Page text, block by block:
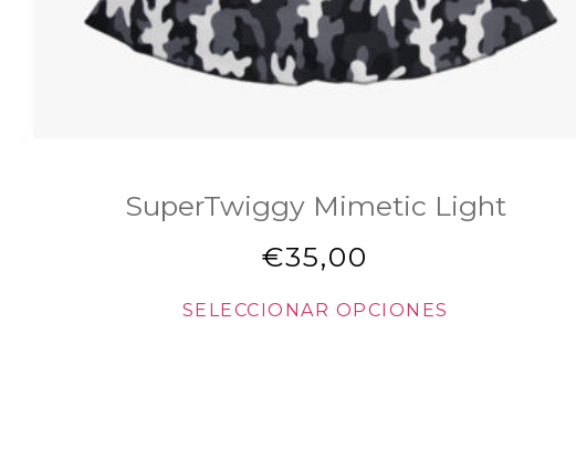
SuperTwiggy Mimetic Light
€35,00
SELECCIONAR OPCIONES